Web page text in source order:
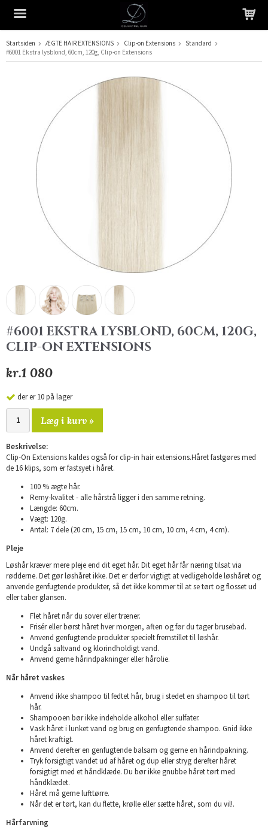
Produktet er blevet tilføjet til din indkøbskurv
Startsiden ÆGTE HAIR EXTENSIONS Clip-on Extensions
Standard
#6001 Ekstra lysblond, 60cm, 120g, Clip-on Extensions
#6001 EKSTRA LYSBLOND, 60CM, 120G,
CLIP-ON EXTENSIONS
kr.1 080
der er 10 på lager
Læg i kurv »
Beskrivelse:
Clip-On Extensions kaldes også for clip-in hair extensions.Håret fastgøres med
de 16 klips, som er fastsyet i håret.
100 % ægte hår.
Remy-kvalitet - alle hårstrå ligger i den samme retning.
Længde: 60cm.
Vægt: 120g.
Antal: 7 dele (20 cm, 15 cm, 15 cm, 10 cm, 10 cm, 4 cm, 4 cm).
Pleje
Løshår kræver mere pleje end dit eget hår. Dit eget hår får næring tilsat via
rødderne. Det gør løshåret ikke. Det er derfor vigtigt at vedligeholde løshåret og
anvende genfugtende produkter, så det ikke kommer til at se tørt og flosset ud
eller taber glansen.
Flet håret når du sover eller træner.
Frisér eller børst håret hver morgen, aften og før du tager brusebad.
Anvend genfugtende produkter specielt fremstillet til løshår.
Undgå saltvand og klorindholdigt vand.
Anvend gerne hårindpakninger eller hårolie.
Når håret vaskes
Anvend ikke shampoo til fedtet hår, brug i stedet en shampoo til tørt
hår.
Shampooen bør ikke indeholde alkohol eller sulfater.
Vask håret i lunket vand og brug en genfugtende shampoo. Gnid ikke
håret kraftigt.
Anvend derefter en genfugtende balsam og gerne en hårindpakning.
Tryk forsigtigt vandet ud af håret og dup eller stryg derefter håret
forsigtigt med et håndklæde. Du bør ikke gnubbe håret tørt med
håndklædet.
Håret må gerne lufttørre.
Når det er tørt, kan du flette, krølle eller sætte håret, som du vil!.
Hårfarvning